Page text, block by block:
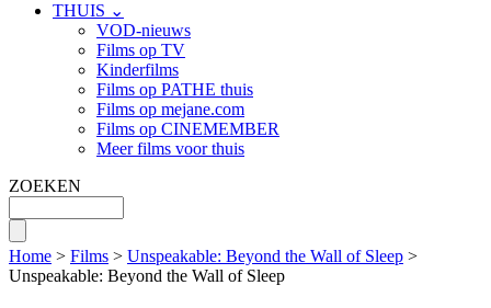
THUIS ⌄
VOD-nieuws
Films op TV
Kinderfilms
Films op PATHE thuis
Films op mejane.com
Films op CINEMEMBER
Meer films voor thuis
ZOEKEN
Home > Films > Unspeakable: Beyond the Wall of Sleep >
Unspeakable: Beyond the Wall of Sleep